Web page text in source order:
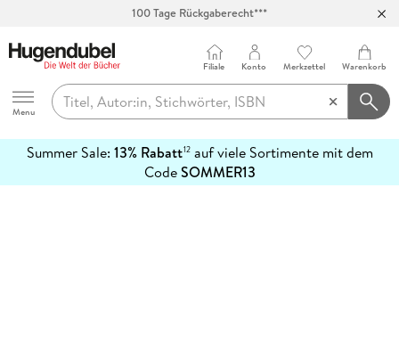
100 Tage Rückgaberecht***
Hugendubel
Menu
Filiale Konto Merkzettel Warenkorb
Summer Sale: 13% Rabatt12auf viele Sortimente mit dem
CodeSOMMER13
erfahren